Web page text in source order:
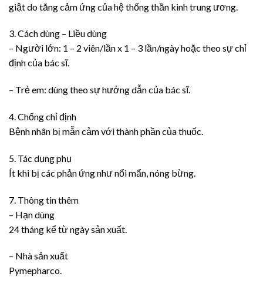
giật do tăng cảm ứng của hệ thống thần kinh trung ương.
3. Cách dùng – Liều dùng
– Người lớn: 1 – 2 viên/lần x 1 – 3 lần/ngày hoặc theo sự chỉ
định của bác sĩ.
– Trẻ em: dùng theo sự hướng dẫn của bác sĩ.
4. Chống chỉ định
Bệnh nhân bị mẫn cảm với thành phần của thuốc.
5. Tác dụng phụ
Ít khi bị các phản ứng như nổi mẩn, nóng bừng.
7. Thông tin thêm
– Hạn dùng
24 tháng kể từ ngày sản xuất.
– Nhà sản xuất
Pymepharco.